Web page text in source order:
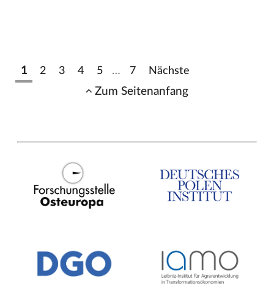
1 2 3 4 5 … 7 Nächste
Zum Seitenanfang